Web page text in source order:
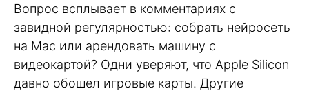
Вопрос всплывает в комментариях с
завидной регулярностью: собрать нейросеть
на Mac или арендовать машину с
видеокартой? Одни уверяют, что Apple Silicon
давно обошел игровые карты. Другие